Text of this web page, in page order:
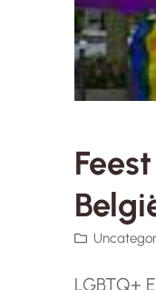
LGBTQ+